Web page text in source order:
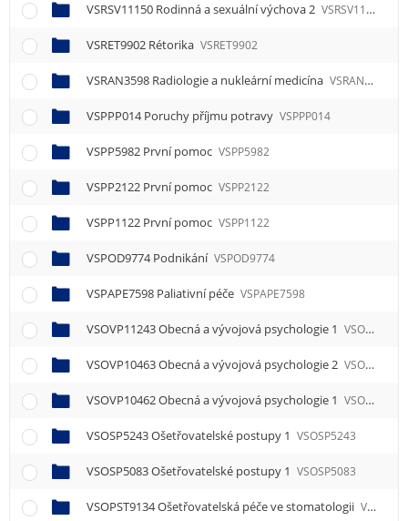
VSRSV11150 Rodinná a sexuální výchova 2 VSRSV11150
VSRET9902 Rétorika VSRET9902
VSRAN3598 Radiologie a nukleární medicína VSRAN3598
VSPPP014 Poruchy příjmu potravy VSPPP014
VSPP5982 První pomoc VSPP5982
VSPP2122 První pomoc VSPP2122
VSPP1122 První pomoc VSPP1122
VSPOD9774 Podnikání VSPOD9774
VSPAPE7598 Paliativní péče VSPAPE7598
VSOVP11243 Obecná a vývojová psychologie 1 VSOVP11243
VSOVP10463 Obecná a vývojová psychologie 2 VSOVP10463
VSOVP10462 Obecná a vývojová psychologie 1 VSOVP10462
VSOSP5243 Ošetřovatelské postupy 1 VSOSP5243
VSOSP5083 Ošetřovatelské postupy 1 VSOSP5083
VSOPST9134 Ošetřovatelská péče ve stomatologii VSOPST9134